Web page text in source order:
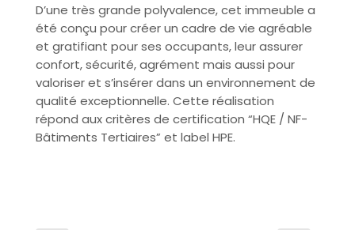
D’une très grande polyvalence, cet immeuble a
été conçu pour créer un cadre de vie agréable
et gratifiant pour ses occupants, leur assurer
confort, sécurité, agrément mais aussi pour
valoriser et s’insérer dans un environnement de
qualité exceptionnelle. Cette réalisation
répond aux critères de certification “HQE / NF-
Bâtiments Tertiaires” et label HPE.